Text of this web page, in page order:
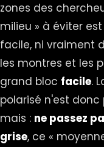
zones des
milieu » à éviter
facile, ni vraiment
les montres et les
grand bloc facile.
polarisé n'est donc
mais : ne passez
grise, ce «